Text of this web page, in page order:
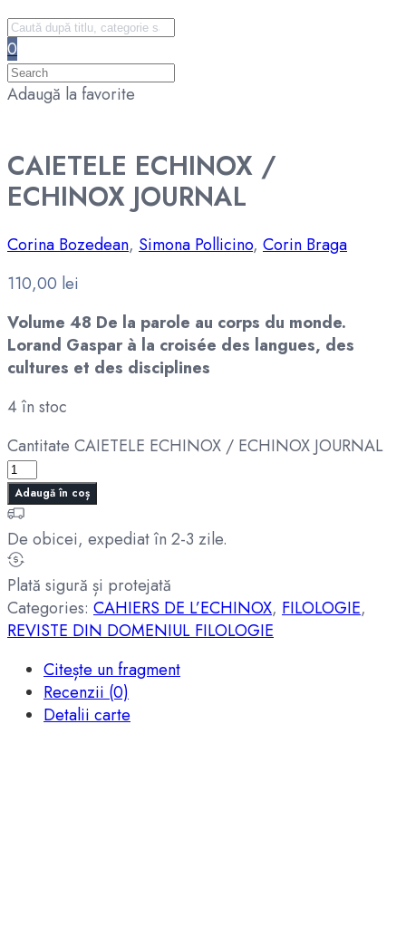
0
Adaugă la favorite
CAIETELE ECHINOX /
ECHINOX JOURNAL
Corina Bozedean, Simona Pollicino, Corin Braga
110,00 lei
Volume 48 De la parole au corps du monde.
Lorand Gaspar à la croisée des langues, des
cultures et des disciplines
4 în stoc
Cantitate CAIETELE ECHINOX / ECHINOX JOURNAL
Adaugă în coș
De obicei, expediat în 2-3 zile.
Plată sigură și protejată
Categories: CAHIERS DE L’ECHINOX, FILOLOGIE,
REVISTE DIN DOMENIUL FILOLOGIE
Citește un fragment
Recenzii (0)
Detalii carte